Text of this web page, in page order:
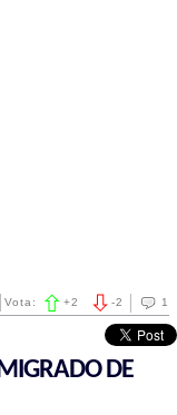
1
-2
Vota: +2
DE